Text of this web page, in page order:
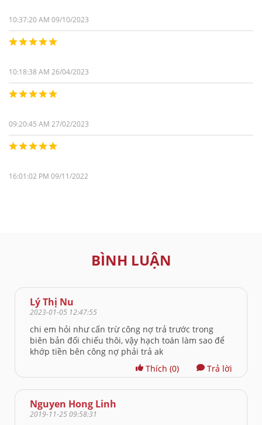
10:37:20 AM 09/10/2023
10:18:38 AM 26/04/2023
09:20:45 AM 27/02/2023
16:01:02 PM 09/11/2022
BÌNH LUẬN
Lý Thị Nu
2023-01-05 12:47:55
chi em hỏi như cấn trừ công nợ trả trước trong
biên bản đối chiếu thôi, vậy hạch toán làm sao để
khớp tiền bên công nợ phải trả ak
Thích (0) Trả lời
Nguyen Hong Linh
2019-11-25 09:58:31